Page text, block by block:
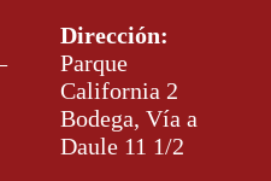
Dirección:
Parque
California 2
Bodega, Vía a
Daule 11 1/2